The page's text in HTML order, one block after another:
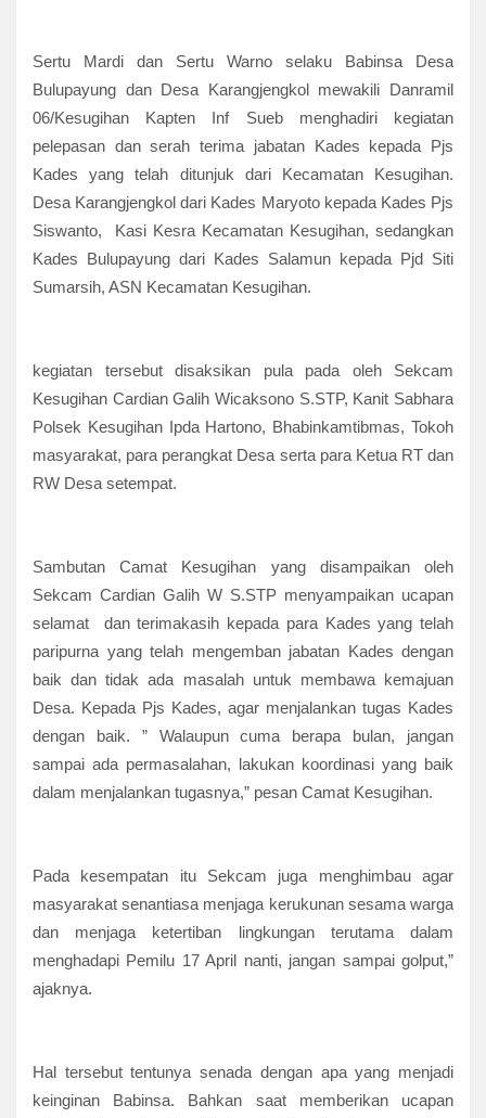
Sertu Mardi dan Sertu Warno selaku Babinsa Desa
Bulupayung dan Desa Karangjengkol mewakili Danramil
06/Kesugihan Kapten Inf Sueb menghadiri kegiatan
pelepasan dan serah terima jabatan Kades kepada Pjs
Kades yang telah ditunjuk dari Kecamatan Kesugihan.
Desa Karangjengkol dari Kades Maryoto kepada Kades Pjs
Siswanto, Kasi Kesra Kecamatan Kesugihan, sedangkan
Kades Bulupayung dari Kades Salamun kepada Pjd Siti
Sumarsih, ASN Kecamatan Kesugihan.
kegiatan tersebut disaksikan pula pada oleh Sekcam
Kesugihan Cardian Galih Wicaksono S.STP, Kanit Sabhara
Polsek Kesugihan Ipda Hartono, Bhabinkamtibmas, Tokoh
masyarakat, para perangkat Desa serta para Ketua RT dan
RW Desa setempat.
Sambutan Camat Kesugihan yang disampaikan oleh
Sekcam Cardian Galih W S.STP menyampaikan ucapan
selamat dan terimakasih kepada para Kades yang telah
paripurna yang telah mengemban jabatan Kades dengan
baik dan tidak ada masalah untuk membawa kemajuan
Desa. Kepada Pjs Kades, agar menjalankan tugas Kades
dengan baik. ” Walaupun cuma berapa bulan, jangan
sampai ada permasalahan, lakukan koordinasi yang baik
dalam menjalankan tugasnya,” pesan Camat Kesugihan.
Pada kesempatan itu Sekcam juga menghimbau agar
masyarakat senantiasa menjaga kerukunan sesama warga
dan menjaga ketertiban lingkungan terutama dalam
menghadapi Pemilu 17 April nanti, jangan sampai golput,”
ajaknya.
Hal tersebut tentunya senada dengan apa yang menjadi
keinginan Babinsa. Bahkan saat memberikan ucapan